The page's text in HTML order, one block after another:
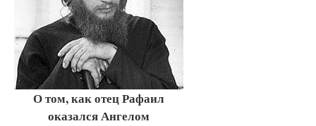
О том, как отец Рафаил
оказался Ангелом